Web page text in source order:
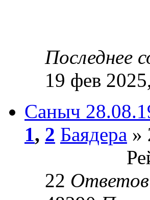
Последнее
19 фев
Саныч
1, 2 Баядера »
22 Ответов